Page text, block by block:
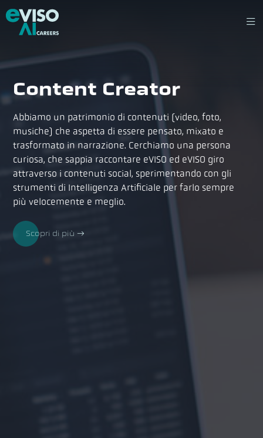
Content Creator
Abbiamo un patrimonio di contenuti (video, foto,
musiche) che aspetta di essere pensato, mixato e
trasformato in narrazione. Cerchiamo una persona
curiosa, che sappia raccontare eVISO ed eVISO giro
attraverso i contenuti social, sperimentando con gli
strumenti di Intelligenza Artificiale per farlo sempre
più velocemente e meglio.
Scopri di più